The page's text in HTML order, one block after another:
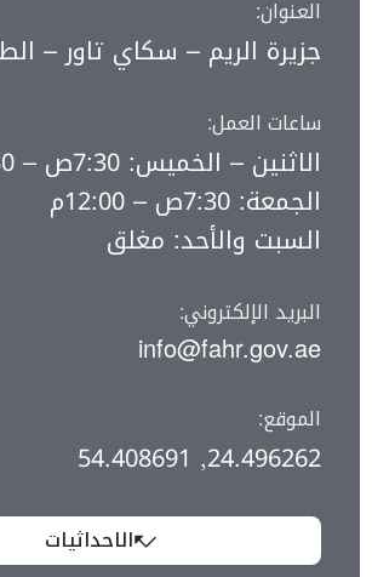
العنوان:
جزيرة الريم – سكاي تاور –
ساعات العمل:
الاثنين – الخميس: 7:30ص – 3:30م
الجمعة: 7:30ص – 12:00م
السبت والأحد: مغلق
البريد الإلكتروني:
info@fahr.gov.ae
الموقع:
24.496262, 54.408691
الاحداثيات